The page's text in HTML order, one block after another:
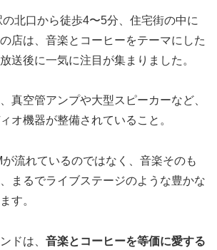
北口から徒歩4〜5分、住宅街の中に
店は、音楽とコーヒーをテーマにした
送後に一気に注目が集まりました。
真空管アンプや大型スピーカーなど、
オ機器が整備されていること。
流れているのではなく、音楽そのも
まるでライブステージのような豊かな
す。
ドは、 音楽とコーヒーを等価に愛する